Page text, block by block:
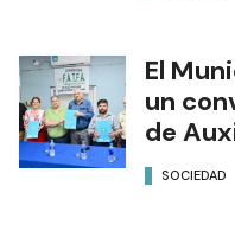
El
un
de
SOCIEDAD